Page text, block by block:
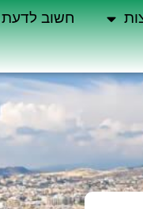
חשוב לדעת